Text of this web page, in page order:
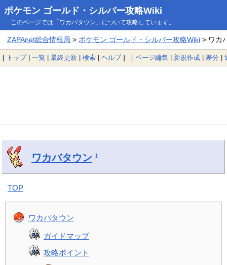
ポケモン ゴールド・シルバー攻略Wiki
このページでは「ワカバタウン」について攻略しています。
ZAPAnet総合情報局 > ポケモン ゴールド・シルバー攻略Wiki> ワカ
[ トップ| 一覧 | 最終更新 | 検索 | ヘルプ] [ ページ編集 | 新規作成 | 差分 |
ワカバタウン †
TOP
ワカバタウン
ガイドマップ
攻略ポイント